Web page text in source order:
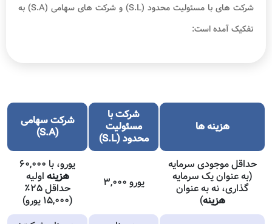
شرکت های با مسئولیت محدود (S.L) و شرکت های سهامی (S.A) به
تفکیک آمده است:
هزینه ها
شرکت با
مسئولیت
محدود (S.L)
شرکت سهامی
(S.A)
حداقل موجودی سرمایه
(به عنوان یک سرمایه
گذاری، نه به عنوان
هزینه)
۳,۰۰۰ یورو
۶۰,۰۰۰ یورو، با
هزینه اولیه
حداقل ۲۵٪
(۱۵,۰۰۰ یورو)